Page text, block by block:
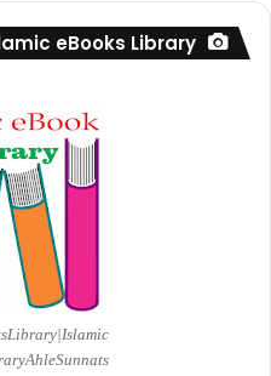
eBooks Library
Library|Islamic
AhleSunnats